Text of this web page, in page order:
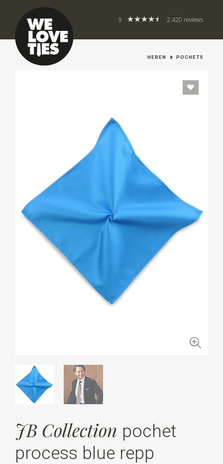
9 2.420 reviews
HEREN POCHETS
JB Collection pochet
process blue repp